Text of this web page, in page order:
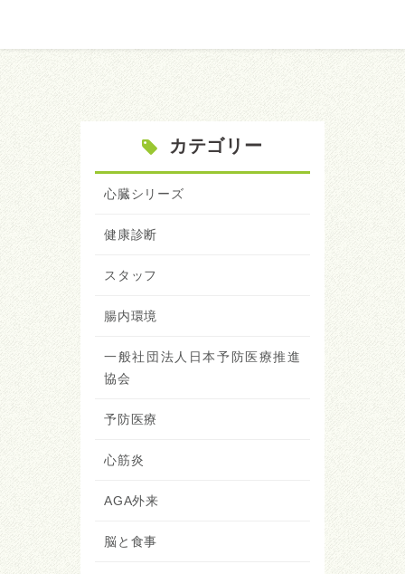
カテゴリー
心臓シリーズ
健康診断
スタッフ
腸内環境
一般社団法人日本予防医療推進
協会
予防医療
心筋炎
AGA外来
脳と食事